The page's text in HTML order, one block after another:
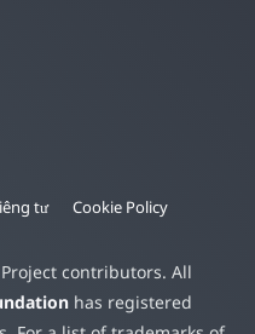
tư Cookie Policy
contributors. All
has registered